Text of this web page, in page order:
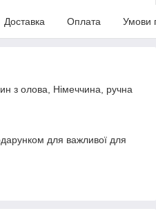
Доставка Оплата Умови
з олова, Німеччина, ручна
для важливої для